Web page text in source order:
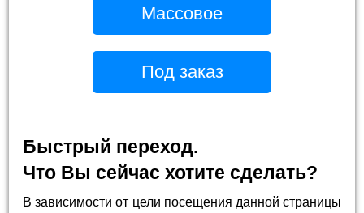
Массовое
Под заказ
Быстрый переход.
Что Вы сейчас хотите сделать?
В зависимости от цели посещения данной страницы